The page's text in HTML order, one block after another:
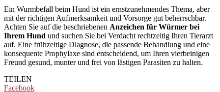
Ein Wurmbefall beim Hund ist ein ernstzunehmendes Thema, aber
mit der richtigen Aufmerksamkeit und Vorsorge gut beherrschbar.
Achten Sie auf die beschriebenen Anzeichen für Würmer bei
Ihrem Hund und suchen Sie bei Verdacht rechtzeitig Ihren Tierarzt
auf. Eine frühzeitige Diagnose, die passende Behandlung und eine
konsequente Prophylaxe sind entscheidend, um Ihren vierbeinigen
Freund gesund, munter und frei von lästigen Parasiten zu halten.
TEILEN
Facebook